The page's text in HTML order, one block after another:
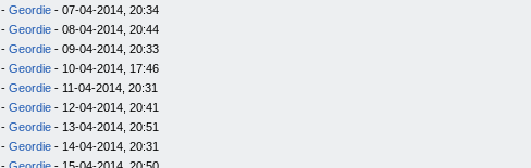
- Geordie - 07-04-2014, 20:34
- Geordie - 08-04-2014, 20:44
- Geordie - 09-04-2014, 20:33
- Geordie - 10-04-2014, 17:46
- Geordie - 11-04-2014, 20:31
- Geordie - 12-04-2014, 20:41
- Geordie - 13-04-2014, 20:51
- Geordie - 14-04-2014, 20:31